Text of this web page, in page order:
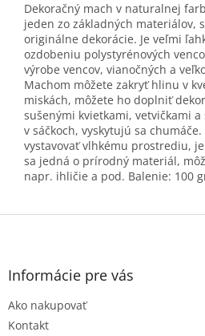
Dekoračný mach v naturalnej
jeden zo základných materiálov,
originálne dekorácie. Je veľmi
ozdobeniu polystyrénových
výrobe vencov, vianočných a
Machom môžete zakryť hlinu v
miskách, môžete ho doplniť
sušenými kvietkami, vetvičkami
v sáčkoch, vyskytujú sa
vystavovať vlhkému prostrediu,
sa jedná o prírodný materiál,
napr. ihličie a pod. Balenie: 100
Z
Informácie pre vás
Ako nakupovať
Kontakt